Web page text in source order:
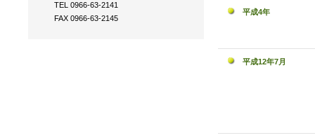
平成4年
平成12年7月
TEL 0966-63-2141
FAX 0966-63-2145